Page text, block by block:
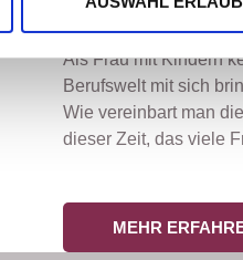
COACHING
Als Frau mit Kindern
Berufswelt mit sich
Wie vereinbart man
dieser Zeit, das viele
MEHR